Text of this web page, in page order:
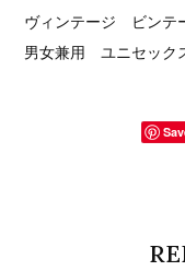
ヴィンテージ ビン
男女兼用 ユニセック